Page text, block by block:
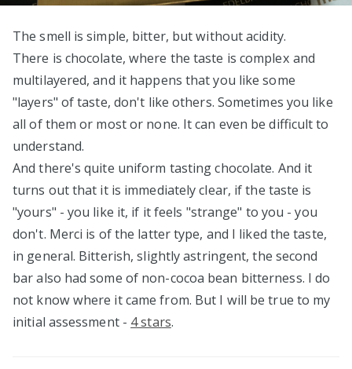
The smell is simple, bitter, but without acidity.
There is chocolate, where the taste is complex and
multilayered, and it happens that you like some
"layers" of taste, don't like others. Sometimes you like
all of them or most or none. It can even be difficult to
understand.
And there's quite uniform tasting chocolate. And it
turns out that it is immediately clear, if the taste is
"yours" - you like it, if it feels "strange" to you - you
don't. Merci is of the latter type, and I liked the taste,
in general. Bitterish, slightly astringent, the second
bar also had some of non-cocoa bean bitterness. I do
not know where it came from. But I will be true to my
initial assessment - 4 stars.